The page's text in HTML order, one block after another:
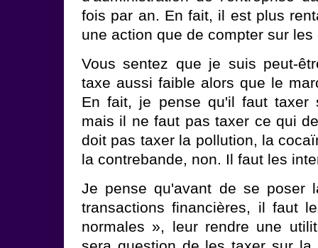
fois par an. En fait, il est plus
une action que de compter sur
Vous sentez que je suis peut-
taxe aussi faible alors que le
En fait, je pense qu'il faut
mais il ne faut pas taxer ce qui
doit pas taxer la pollution, la
la contrebande, non. Il faut les
Je pense qu'avant de se poser
transactions financières, il faut
normales », leur rendre une